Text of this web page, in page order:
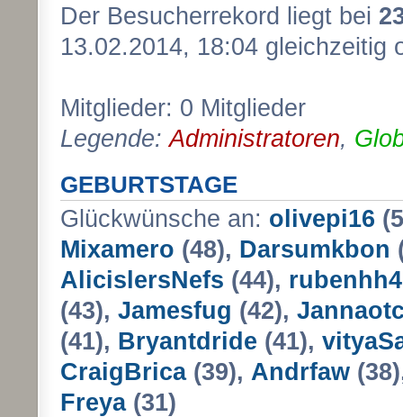
Der Besucherrekord liegt bei
13.02.2014, 18:04 gleichzeitig
Mitglieder: 0 Mitglieder
Legende:Administratoren,
GEBURTSTAGE
Glückwünsche an: olivepi16
Mixamero (48), Darsumkbon
AlicislersNefs (44), rubenhh4
(43), Jamesfug (42),
(41), Bryantdride (41),
CraigBrica(39), Andrfaw
Freya(31)